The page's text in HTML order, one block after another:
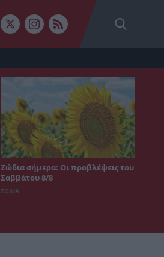
Ζώδια σήμερα: Οι προβλέψεις του
Σαββάτου 8/8
ΖΩΔΙΑ